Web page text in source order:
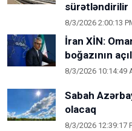
sürətləndirilir
8/3/2026 2:00:13
İran XİN:
boğazının
8/3/2026 10:14:49
Sabah
olacaq
8/3/2026 12:39:17